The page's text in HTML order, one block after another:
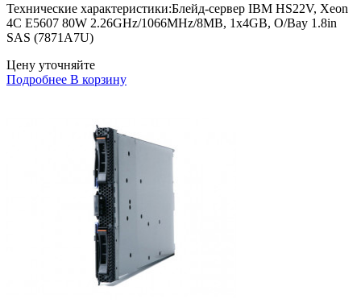
Технические характеристики:Блейд-сервер IBM HS22V, Xeon
4C E5607 80W 2.26GHz/1066MHz/8MB, 1x4GB, O/Bay 1.8in
SAS (7871A7U)
Цену уточняйте
Подробнее В корзину